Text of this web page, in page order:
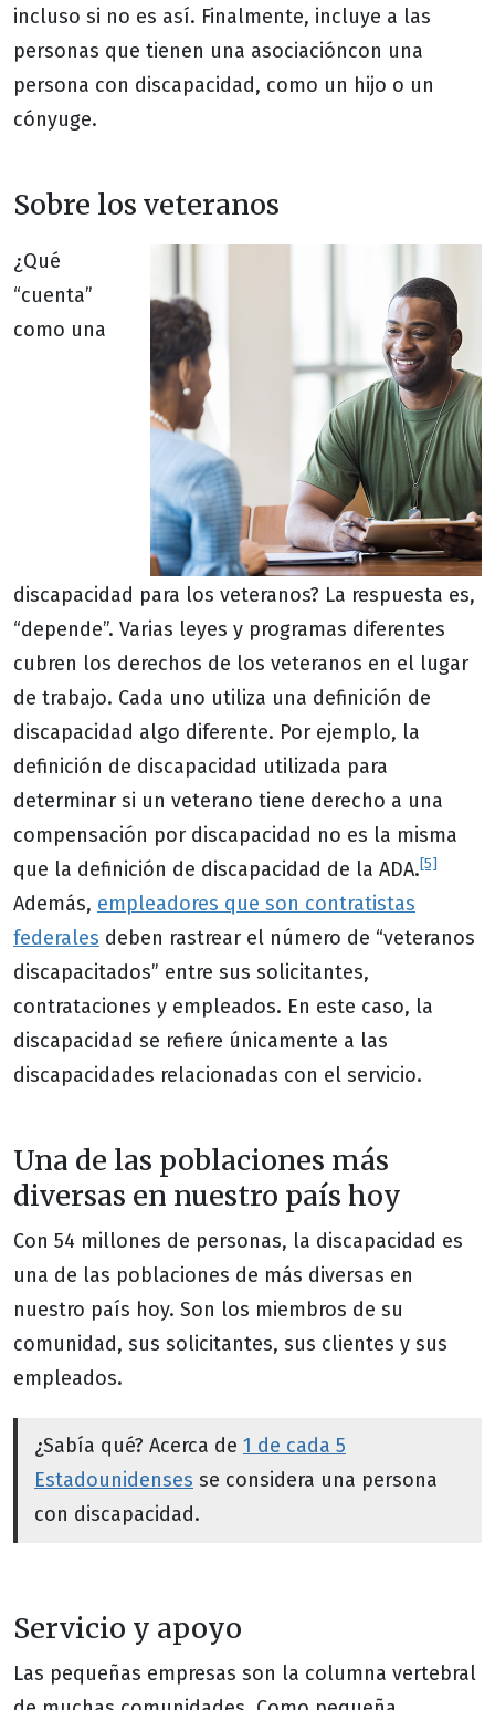
incluso si no es así. Finalmente, incluye a las
personas que tienen una asociacióncon una
persona con discapacidad, como un hijo o un
cónyuge.
Sobre los veteranos
¿Qué
“cuenta”
como una
discapacidad para los veteranos? La respuesta es,
“depende”. Varias leyes y programas diferentes
cubren los derechos de los veteranos en el lugar
de trabajo. Cada uno utiliza una definición de
discapacidad algo diferente. Por ejemplo, la
definición de discapacidad utilizada para
determinar si un veterano tiene derecho a una
compensación por discapacidad no es la misma
que la definición de discapacidad de la ADA.[5]
Además, empleadores que son contratistas
federales deben rastrear el número de “veteranos
discapacitados” entre sus solicitantes,
contrataciones y empleados. En este caso, la
discapacidad se refiere únicamente a las
discapacidades relacionadas con el servicio.
Una de las poblaciones más
diversas en nuestro país hoy
Con 54 millones de personas, la discapacidad es
una de las poblaciones de más diversas en
nuestro país hoy. Son los miembros de su
comunidad, sus solicitantes, sus clientes y sus
empleados.
¿Sabía qué? Acerca de 1 de cada 5
Estadounidenses se considera una persona
con discapacidad.
Servicio y apoyo
Las pequeñas empresas son la columna vertebral